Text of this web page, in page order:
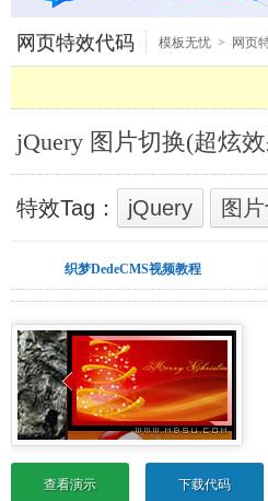
网页特效代码 模板无忧 > 网页
图片特效 > jQuery图片切换 >
jQuery 图片切换(超炫
特效Tag： jQuery 图
织梦DedeCMS视频教程
查看演示 下载代码